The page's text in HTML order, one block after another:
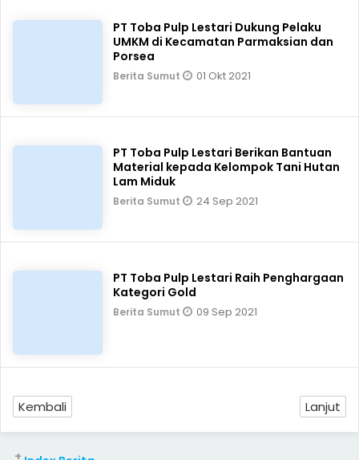
PT Toba Pulp Lestari Dukung Pelaku
UMKM di Kecamatan Parmaksian dan
Porsea
Berita Sumut 01 Okt 2021
PT Toba Pulp Lestari Berikan Bantuan
Material kepada Kelompok Tani Hutan
Lam Miduk
Berita Sumut 24 Sep 2021
PT Toba Pulp Lestari Raih Penghargaan
Kategori Gold
Berita Sumut 09 Sep 2021
Kembali Lanjut
+